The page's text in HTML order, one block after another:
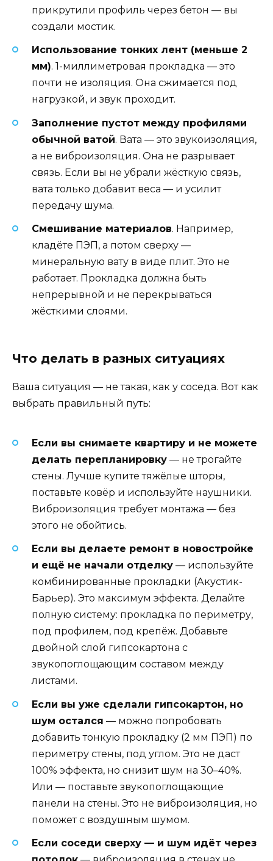
прикрутили профиль через бетон — вы
создали мостик.
Использование тонких лент (меньше 2
мм). 1-миллиметровая прокладка — это
почти не изоляция. Она сжимается под
нагрузкой, и звук проходит.
Заполнение пустот между профилями
обычной ватой. Вата — это звукоизоляция,
а не виброизоляция. Она не разрывает
связь. Если вы не убрали жёсткую связь,
вата только добавит веса — и усилит
передачу шума.
Смешивание материалов. Например,
кладёте ПЭП, а потом сверху —
минеральную вату в виде плит. Это не
работает. Прокладка должна быть
непрерывной и не перекрываться
жёсткими слоями.
Что делать в разных ситуациях
Ваша ситуация — не такая, как у соседа. Вот как
выбрать правильный путь:
Если вы снимаете квартиру и не можете
делать перепланировку — не трогайте
стены. Лучше купите тяжёлые шторы,
поставьте ковёр и используйте наушники.
Виброизоляция требует монтажа — без
этого не обойтись.
Если вы делаете ремонт в новостройке
и ещё не начали отделку — используйте
комбинированные прокладки (Акустик-
Барьер). Это максимум эффекта. Делайте
полную систему: прокладка по периметру,
под профилем, под крепёж. Добавьте
двойной слой гипсокартона с
звукопоглощающим составом между
листами.
Если вы уже сделали гипсокартон, но
шум остался — можно попробовать
добавить тонкую прокладку (2 мм ПЭП) по
периметру стены, под углом. Это не даст
100% эффекта, но снизит шум на 30–40%.
Или — поставьте звукопоглощающие
панели на стены. Это не виброизоляция, но
поможет с воздушным шумом.
Если соседи сверху — и шум идёт через